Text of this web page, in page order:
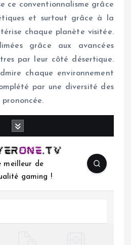
ce conventionnalisme grâce
et surtout grâce à la
chaque planète visitée.
grâce aux avancées
par leur côté désertique.
chaque environnement
par une diversité des
prononcée.